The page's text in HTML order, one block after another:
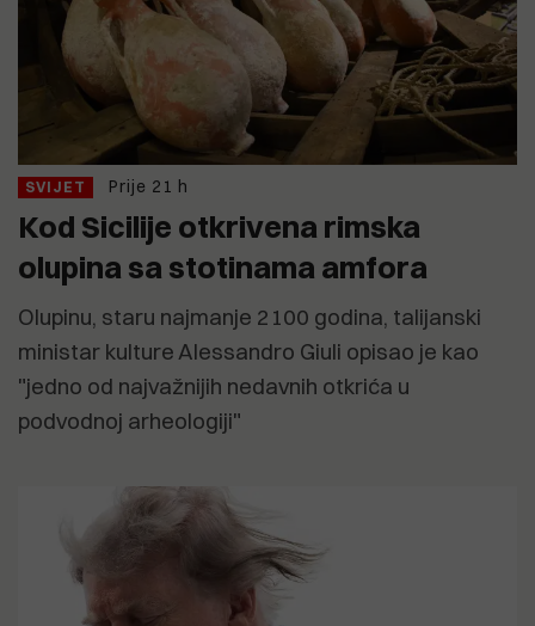
SVIJET Prije 21 h
Kod Sicilije otkrivena rimska
olupina sa stotinama amfora
Olupinu, staru najmanje 2100 godina, talijanski
ministar kulture Alessandro Giuli opisao je kao
"jedno od najvažnijih nedavnih otkrića u
podvodnoj arheologiji"